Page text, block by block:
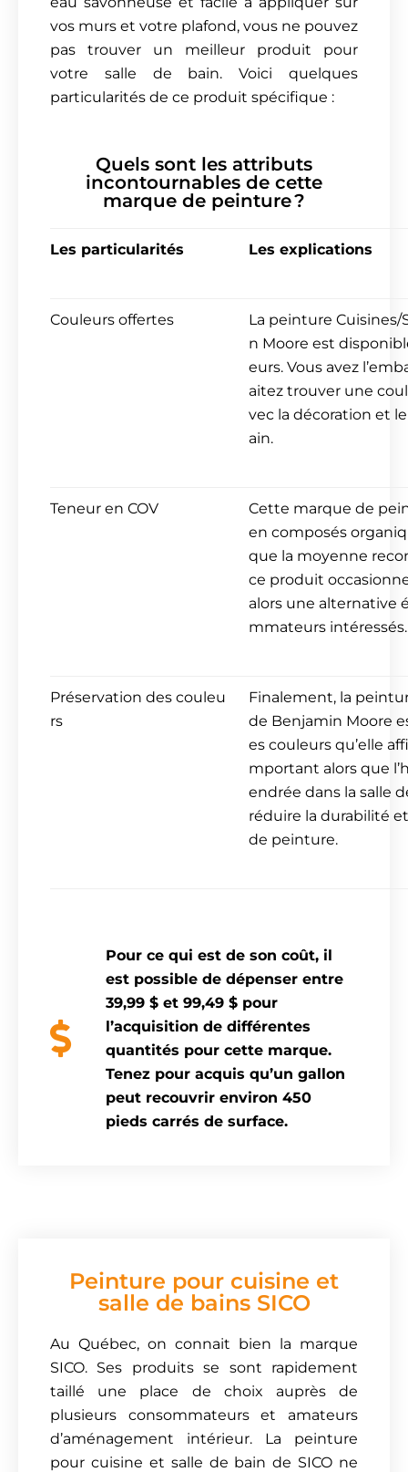
vos murs et votre plafond, vous ne pouvez
pas trouver un meilleur produit pour
votre salle de bain. Voici quelques
particularités de ce produit spécifique :
Quels sont les attributs
incontournables de cette
marque de peinture ?
Les particularités Les explications
Couleurs offertes
La peinture Cuisines/
n Moore est
eurs. Vous avez
aitez trouver une
vec la décoration et
ain.
Teneur en COV
Cette marque de
en composés
que la moyenne
ce produit
alors une alternative
mmateurs intéressés.
Préservation des couleu
rs
Finalement, la
de Benjamin Moore
es couleurs qu’elle
mportant alors que
endrée dans la salle
réduire la durabilité
de peinture.
Pour ce qui est de son coût, il
est possible de dépenser entre
39,99 $ et 99,49 $ pour
l’acquisition de différentes
quantités pour cette marque.
Tenez pour acquis qu’un gallon
peut recouvrir environ 450
pieds carrés de surface.
Peinture pour cuisine et
salle de bains SICO
Au Québec, on connait bien la marque
SICO. Ses produits se sont rapidement
taillé une place de choix auprès de
plusieurs consommateurs et amateurs
d’aménagement intérieur. La peinture
pour cuisine et salle de bain de SICO ne